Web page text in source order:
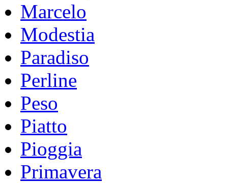
Marcelo
Modestia
Paradiso
Perline
Peso
Piatto
Pioggia
Primavera